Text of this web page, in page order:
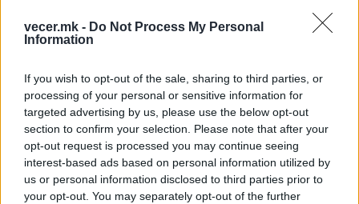
vecer.mk - Do Not Process My Personal
Information
If you wish to opt-out of the sale, sharing to third parties, or
processing of your personal or sensitive information for
targeted advertising by us, please use the below opt-out
section to confirm your selection. Please note that after your
opt-out request is processed you may continue seeing
interest-based ads based on personal information utilized by
us or personal information disclosed to third parties prior to
your opt-out. You may separately opt-out of the further
(Видео) СНИМКА СО ПАРИ КОИ ЈА
ХОРОР НА ПРУГА - Воз прегази
автомобил, животите ги загубија
мајка и тригодишно дете